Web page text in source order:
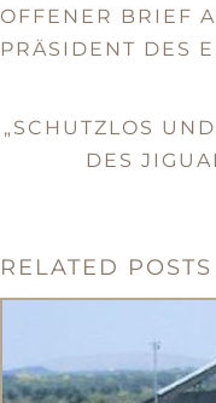
OFFENER BRIEF
PRÄSIDENT DES
„SCHUTZLOS
DES
RELATED POSTS